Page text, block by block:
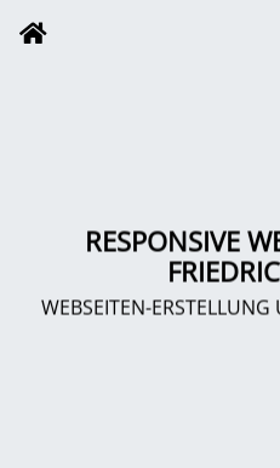
RESPONSIVE
WEBSEITEN-